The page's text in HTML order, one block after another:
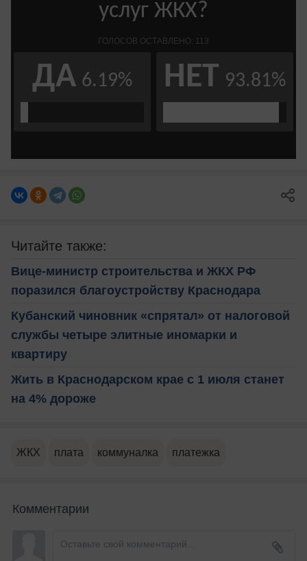
Читайте также:
Вице-министр строительства и ЖКХ РФ
поразился благоустройству Краснодара
Кубанский чиновник «спрятал» от налоговой
службы четыре элитные иномарки и
квартиру
Жить в Краснодарском крае с 1 июля станет
на 4% дороже
ЖКХ плата коммуналка платежка
Комментарии